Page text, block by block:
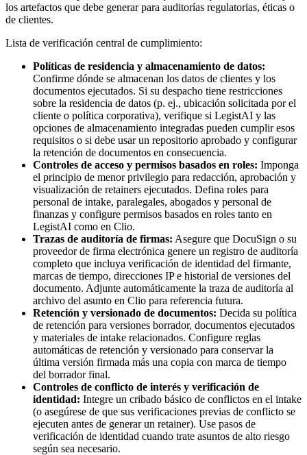
los artefactos que debe generar para auditorías regulatorias, éticas o
de clientes.
Lista de verificación central de cumplimiento:
Políticas de residencia y almacenamiento de datos:
Confirme dónde se almacenan los datos de clientes y los
documentos ejecutados. Si su despacho tiene restricciones
sobre la residencia de datos (p. ej., ubicación solicitada por el
cliente o política corporativa), verifique si LegistAI y las
opciones de almacenamiento integradas pueden cumplir esos
requisitos o si debe usar un repositorio aprobado y configurar
la retención de documentos en consecuencia.
Controles de acceso y permisos basados en roles: Imponga
el principio de menor privilegio para redacción, aprobación y
visualización de retainers ejecutados. Defina roles para
personal de intake, paralegales, abogados y personal de
finanzas y configure permisos basados en roles tanto en
LegistAI como en Clio.
Trazas de auditoría de firmas: Asegure que DocuSign o su
proveedor de firma electrónica genere un registro de auditoría
completo que incluya verificación de identidad del firmante,
marcas de tiempo, direcciones IP e historial de versiones del
documento. Adjunte automáticamente la traza de auditoría al
archivo del asunto en Clio para referencia futura.
Retención y versionado de documentos: Decida su política
de retención para versiones borrador, documentos ejecutados
y materiales de intake relacionados. Configure reglas
automáticas de retención y versionado para conservar la
última versión firmada más una copia con marca de tiempo
del borrador final.
Controles de conflicto de interés y verificación de
identidad: Integre un cribado básico de conflictos en el intake
(o asegúrese de que sus verificaciones previas de conflicto se
ejecuten antes de generar un retainer). Use pasos de
verificación de identidad cuando trate asuntos de alto riesgo
según sea necesario.